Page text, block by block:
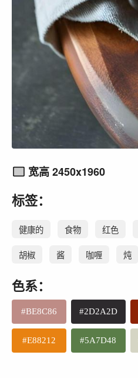
宽高 2450x1960
标签：
健康的 食物 红色
胡椒 酱 咖喱 炖
色系：
#BE8C86 #2D2A2D
#E88212 #5A7D48